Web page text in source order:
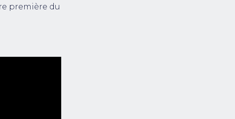
première du